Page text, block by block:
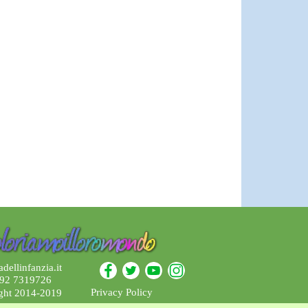
Privacy Policy
7319726
2014-2019